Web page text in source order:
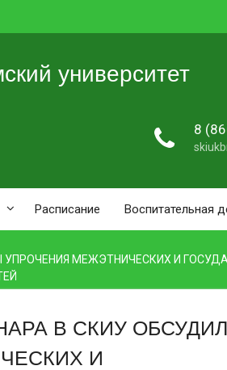
университет
8
Расписание Воспитательная
МЕЖЭТНИЧЕСКИХ И
В СКИУ
И